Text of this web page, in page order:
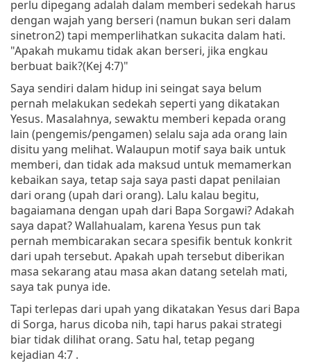
perlu dipegang adalah dalam memberi sedekah harus
dengan wajah yang berseri (namun bukan seri dalam
sinetron2) tapi memperlihatkan sukacita dalam hati.
"Apakah mukamu tidak akan berseri, jika engkau
berbuat baik?(Kej 4:7)"
Saya sendiri dalam hidup ini seingat saya belum
pernah melakukan sedekah seperti yang dikatakan
Yesus. Masalahnya, sewaktu memberi kepada orang
lain (pengemis/pengamen) selalu saja ada orang lain
disitu yang melihat. Walaupun motif saya baik untuk
memberi, dan tidak ada maksud untuk memamerkan
kebaikan saya, tetap saja saya pasti dapat penilaian
dari orang (upah dari orang). Lalu kalau begitu,
bagaiamana dengan upah dari Bapa Sorgawi? Adakah
saya dapat? Wallahualam, karena Yesus pun tak
pernah membicarakan secara spesifik bentuk konkrit
dari upah tersebut. Apakah upah tersebut diberikan
masa sekarang atau masa akan datang setelah mati,
saya tak punya ide.
Tapi terlepas dari upah yang dikatakan Yesus dari Bapa
di Sorga, harus dicoba nih, tapi harus pakai strategi
biar tidak dilihat orang. Satu hal, tetap pegang
kejadian 4:7 .